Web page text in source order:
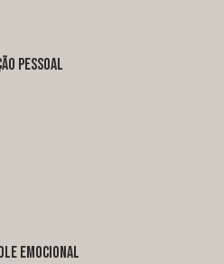
pessoal
emocional